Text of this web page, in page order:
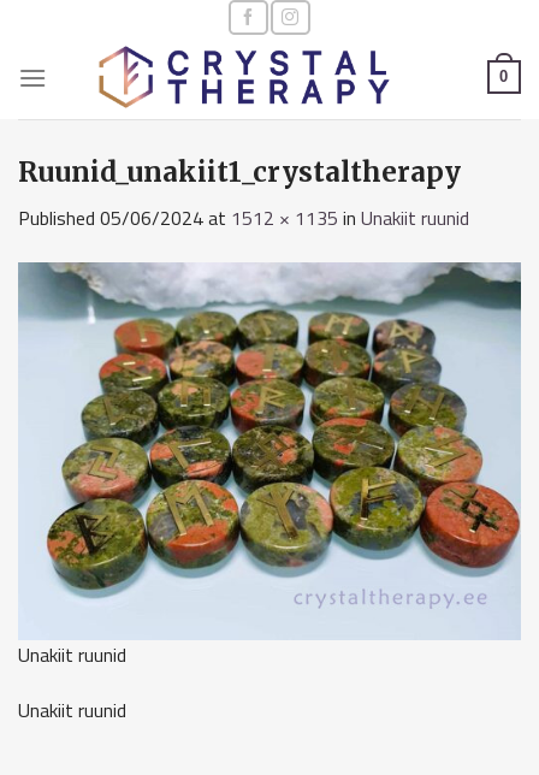
content
0
Ruunid_unakiit1_crystaltherapy
Published 05/06/2024at 1512 × 1135 in Unakiit ruunid
Unakiit ruunid
Unakiit ruunid